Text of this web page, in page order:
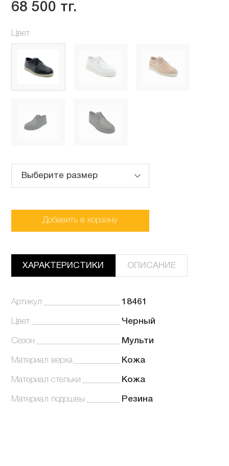
68 500 тг.
Цвет
Выберите размер
Добавить в корзину
ХАРАКТЕРИСТИКИ ОПИСАНИЕ
Артикул 18461
Цвет Черный
Сезон Мульти
Материал верха Кожа
Материал стельки Кожа
Материал подошвы Резина